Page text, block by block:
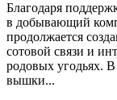
Благодаря
в добывающий
продолжается
сотовой связи и
родовых угодьях.
вышки...